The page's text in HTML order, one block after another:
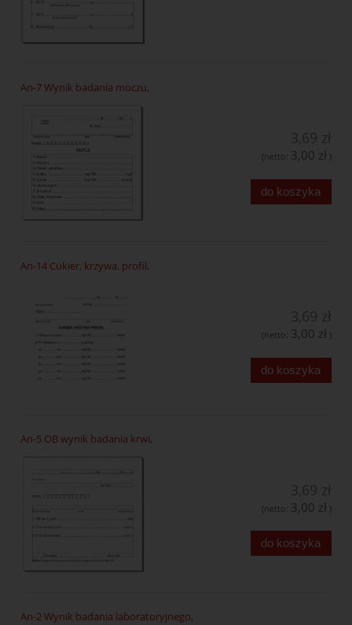
An-7 Wynik badania moczu,
(netto: 3,00 zł )
do koszyka
An-14 Cukier, krzywa, profil,
(netto: 3,00 zł )
do koszyka
An-5 OB wynik badania krwi,
(netto: 3,00 zł )
do koszyka
An-2 Wynik badania laboratoryjnego,